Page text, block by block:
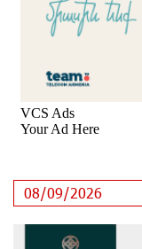
Արտակարգ
բոլոր